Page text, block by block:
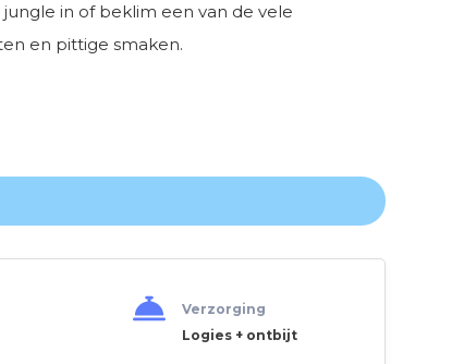
in of beklim een van de vele
en pittige smaken.
Verzorging
Logies + ontbijt